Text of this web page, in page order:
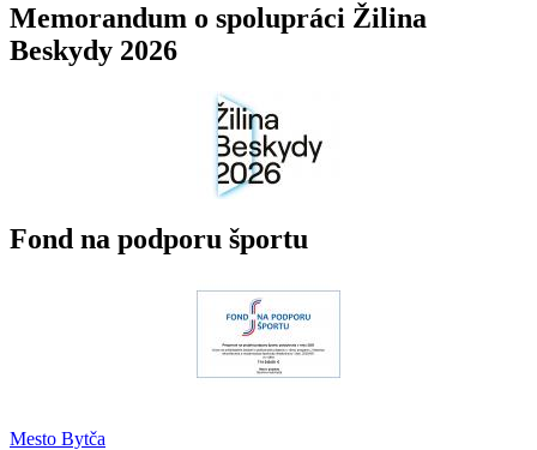
Memorandum o spolupráci Žilina
Beskydy 2026
Fond na podporu športu
Mesto Bytča